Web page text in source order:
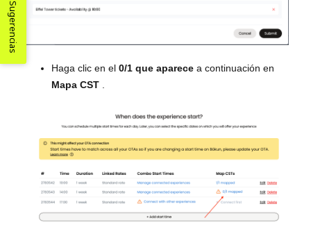
Haga clic en el 0/1 que aparece a continuación en
Mapa CST
Sugerencias